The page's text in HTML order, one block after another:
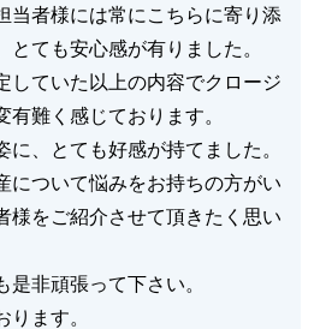
当者様には常にこちらに寄り添
とても安心感が有りました。
していた以上の内容でクロージ
有難く感じております。
に、とても好感が持てました。
について悩みをお持ちの方がい
様をご紹介させて頂きたく思い
非頑張って下さい。
ます。